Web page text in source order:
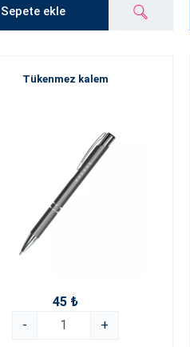
Sepete ekle
Tükenmez kalem
45 ₺
-
+